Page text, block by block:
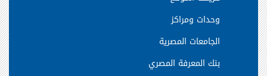
وحدات ومراكز
الجامعات المصرية
بنك المعرفة المصري